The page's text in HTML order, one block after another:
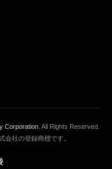
Corporation . All Rights Reserved.
会社の登録商標です。